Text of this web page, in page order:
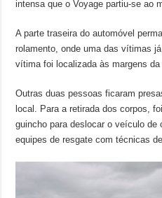
intensa que o Voyage partiu-se ao
A parte traseira do automóvel
rolamento, onde uma das vítimas
vítima foi localizada às margens
Outras duas pessoas ficaram
local. Para a retirada dos corpos,
guincho para deslocar o veículo de
equipes de resgate com técnicas